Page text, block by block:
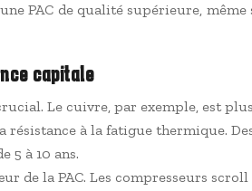
PAC de qualité supérieure,
capitale
Le cuivre, par exemple, est
résistance à la fatigue thermique.
5 à 10 ans.
de la PAC. Les compresseurs